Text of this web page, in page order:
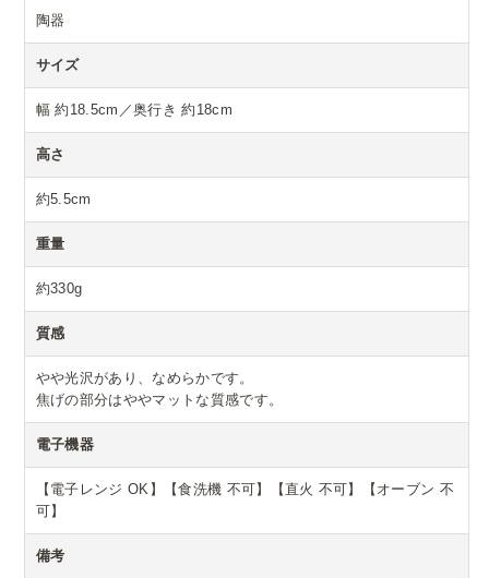
陶器
サイズ
幅 約18.5cm／奥行き 約18cm
高さ
約5.5cm
重量
約330g
質感
やや光沢があり、なめらかです。
焦げの部分はややマットな質感です。
電子機器
【電子レンジ OK】【食洗機 不可】【直火 不可】【オーブン 不
可】
備考